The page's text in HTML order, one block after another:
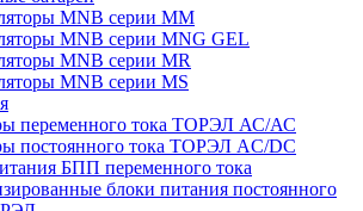
MNB серии MM
MNB серии MNG GEL
MNB серии MR
MNB серии MS
переменного тока ТОРЭЛ АС/АС
постоянного тока ТОРЭЛ AC/DC
БПП переменного тока
блоки питания постоянного